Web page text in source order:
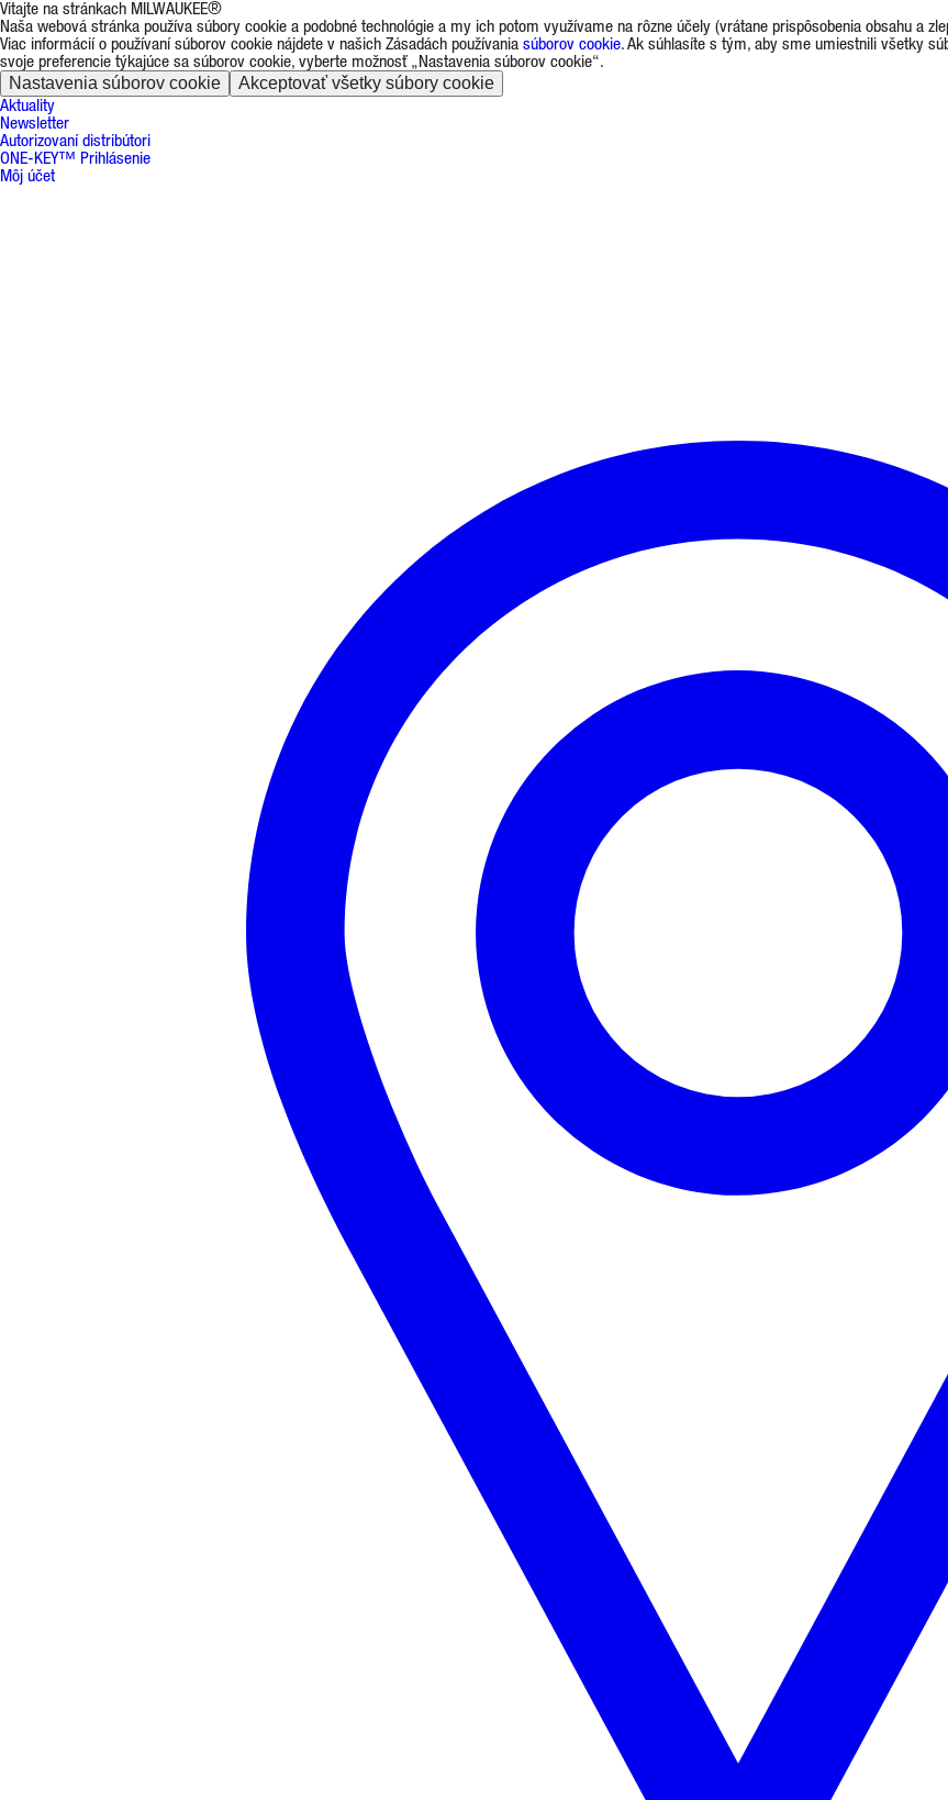
Vitajte na stránkach MILWAUKEE®
Naša webová stránka používa súbory cookie a podobné technológie a my ich potom využívame na rôzne účely (vrátane prispôsobenia obsahu a
Viac informácií o používaní súborov cookie nájdete v našich Zásadách používania súborov cookie. Ak súhlasíte s tým, aby sme umiestnili všetky
svoje preferencie týkajúce sa súborov cookie, vyberte možnosť „Nastavenia súborov cookie“.
Nastavenia súborov cookie Akceptovať všetky súbory cookie
Aktuality
Newsletter
Autorizovaní distribútori
ONE-KEY™ Prihlásenie
Môj účet